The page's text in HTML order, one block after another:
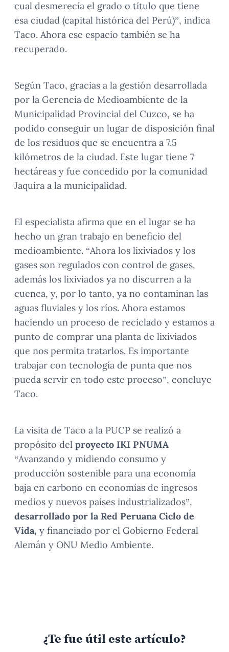
cual desmerecía el grado o título que tiene
esa ciudad (capital histórica del Perú)”, indica
Taco. Ahora ese espacio también se ha
recuperado.
Según Taco, gracias a la gestión desarrollada
por la Gerencia de Medioambiente de la
Municipalidad Provincial del Cuzco, se ha
podido conseguir un lugar de disposición final
de los residuos que se encuentra a 7.5
kilómetros de la ciudad. Este lugar tiene 7
hectáreas y fue concedido por la comunidad
Jaquira a la municipalidad.
El especialista afirma que en el lugar se ha
hecho un gran trabajo en beneficio del
medioambiente. “Ahora los lixiviados y los
gases son regulados con control de gases,
además los lixiviados ya no discurren a la
cuenca, y, por lo tanto, ya no contaminan las
aguas fluviales y los ríos. Ahora estamos
haciendo un proceso de reciclado y estamos a
punto de comprar una planta de lixiviados
que nos permita tratarlos. Es importante
trabajar con tecnología de punta que nos
pueda servir en todo este proceso”, concluye
Taco.
La visita de Taco a la PUCP se realizó a
propósito del proyecto IKI PNUMA
“Avanzando y midiendo consumo y
producción sostenible para una economía
baja en carbono en economías de ingresos
medios y nuevos países industrializados”,
desarrollado por la Red Peruana Ciclo de
Vida, y financiado por el Gobierno Federal
Alemán y ONU Medio Ambiente.
¿Te fue útil este artículo?